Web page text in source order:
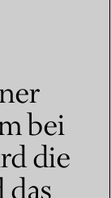
bei
die